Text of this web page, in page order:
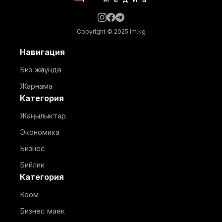
Copyright © 2025 im.kg
Навигация
Биз жөнүндө
Жарнама
Категория
Жаңылыктар
Экономика
Бизнес
Бийлик
Категория
Коом
Бизнес маек